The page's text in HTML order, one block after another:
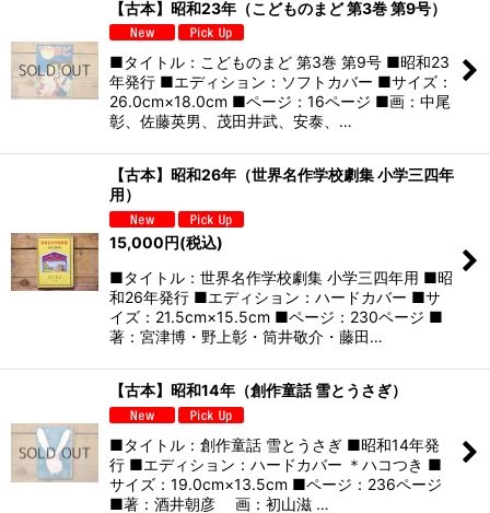
【古本】昭和23年（こどものまど 第3巻 第9号）
■タイトル：こどものまど 第3巻 第9号 ■昭和23
年発行 ■エディション：ソフトカバー ■サイズ：
26.0cm×18.0cm ■ページ：16ページ ■画：中尾
彰、佐藤英男、茂田井武、安泰、…
【古本】昭和26年（世界名作学校劇集 小学三四年
用）
15,000円(税込)
■タイトル：世界名作学校劇集 小学三四年用 ■昭
和26年発行 ■エディション：ハードカバー ■サ
イズ：21.5cm×15.5cm ■ページ：230ページ ■
著：宮津博・野上彰・筒井敬介・藤田…
【古本】昭和14年（創作童話 雪とうさぎ）
■タイトル：創作童話 雪とうさぎ ■昭和14年発
行 ■エディション：ハードカバー ＊ハコつき ■
サイズ：19.0cm×13.5cm ■ページ：236ページ
■著：酒井朝彦 画：初山滋 …